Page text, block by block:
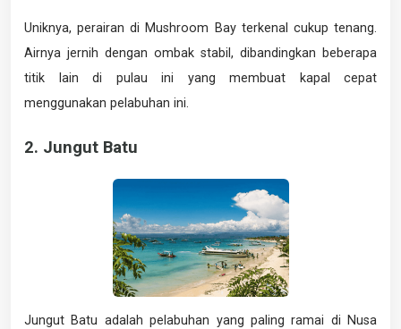
Uniknya, perairan di Mushroom Bay terkenal cukup tenang.
Airnya jernih dengan ombak stabil, dibandingkan beberapa
titik lain di pulau ini yang membuat kapal cepat
menggunakan pelabuhan ini.
2. Jungut Batu
Jungut Batu adalah pelabuhan yang paling ramai di Nusa